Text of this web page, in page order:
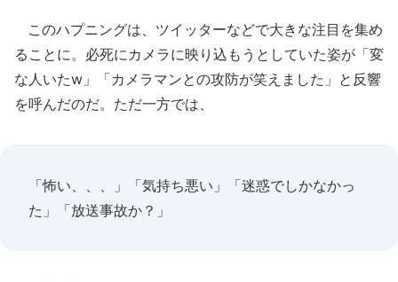
このハプニングは、ツイッターなどで大きな注目を集め
ることに。必死にカメラに映り込もうとしていた姿が「変
な人いたw」「カメラマンとの攻防が笑えました」と反響
を呼んだのだ。ただ一方では、
「怖い、、、」「気持ち悪い」「迷惑でしかなかっ
た」「放送事故か？」